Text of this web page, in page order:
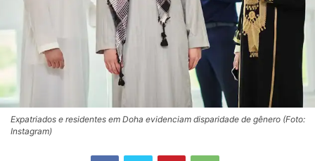
Expatriados e residentes em Doha evidenciam disparidade de gênero (Foto:
Instagram)